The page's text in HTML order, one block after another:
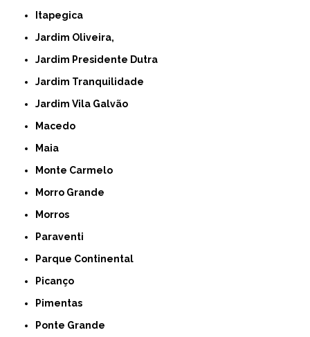
Itapegica
Jardim Oliveira,
Jardim Presidente Dutra
Jardim Tranquilidade
Jardim Vila Galvão
Macedo
Maia
Monte Carmelo
Morro Grande
Morros
Paraventi
Parque Continental
Picanço
Pimentas
Ponte Grande